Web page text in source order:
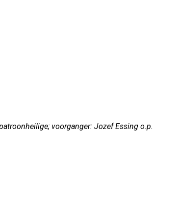
voorganger: Jozef Essing o.p.